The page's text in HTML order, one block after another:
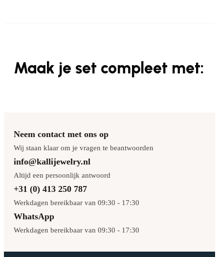
Maak je set compleet met:
Neem contact met ons op
Wij staan klaar om je vragen te beantwoorden
info@kallijewelry.nl
Altijd een persoonlijk antwoord
+31 (0) 413 250 787
Werkdagen bereikbaar van 09:30 - 17:30
WhatsApp
Werkdagen bereikbaar van 09:30 - 17:30